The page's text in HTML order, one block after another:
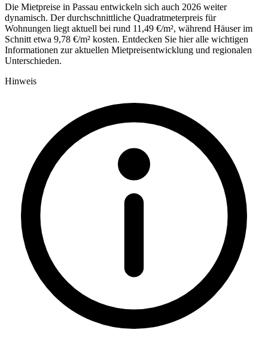
Die Mietpreise in Passau entwickeln sich auch 2026 weiter
dynamisch. Der durchschnittliche Quadratmeterpreis für
Wohnungen liegt aktuell bei rund 11,49 €/m², während Häuser im
Schnitt etwa 9,78 €/m² kosten. Entdecken Sie hier alle wichtigen
Informationen zur aktuellen Mietpreisentwicklung und regionalen
Unterschieden.
Hinweis